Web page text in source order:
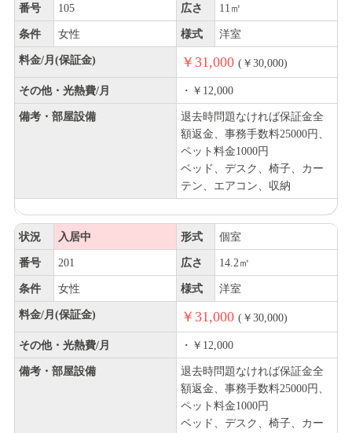
番号 105 広さ 11㎡
条件 女性 様式 洋室
料金/月(保証金) ￥31,000 (￥30,000)
その他・光熱費/月 ・￥12,000
備考・部屋設備
退去時問題なければ保証金全
額返金、事務手数料25000円、
ペット料金1000円
ベッド、デスク、椅子、カー
テン、エアコン、収納
状況 入居中 形式 個室
番号 201 広さ 14.2㎡
条件 女性 様式 洋室
料金/月(保証金) ￥31,000 (￥30,000)
その他・光熱費/月 ・￥12,000
備考・部屋設備
退去時問題なければ保証金全
額返金、事務手数料25000円、
ペット料金1000円
ベッド、デスク、椅子、カー